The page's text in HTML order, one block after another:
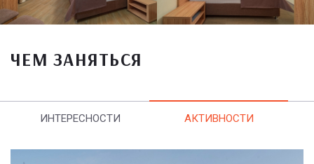
ЧЕМ ЗАНЯТЬСЯ
ИНТЕРЕСНОСТИ АКТИВНОСТИ